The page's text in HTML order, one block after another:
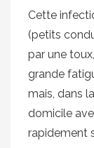
Cette
(petits
par une
grande
mais, dans
domicile
rapidement